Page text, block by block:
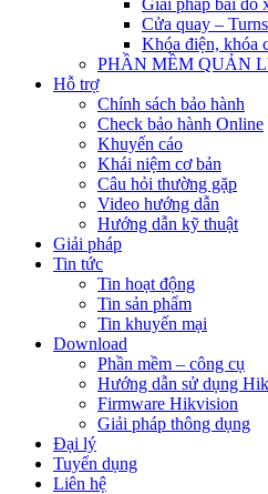
Giải pháp bãi đỗ
Cửa quay –
Khóa điện, khóa
PHẦN MỀM QUẢN
Hỗ trợ
Chính sách bảo hành
Check bảo hành Online
Khuyến cáo
Khái niệm cơ bản
Câu hỏi thường gặp
Video hướng dẫn
Hướng dẫn kỹ thuật
Giải pháp
Tin tức
Tin hoạt động
Tin sản phẩm
Tin khuyến mại
Download
Phần mềm – công cụ
Hướng dẫn sử dụng
Firmware Hikvision
Giải pháp thông dụng
Đại lý
Tuyển dụng
Liên hệ